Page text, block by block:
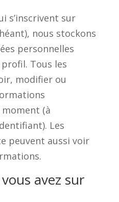
s’inscrivent sur
nous stockons
personnelles
Tous les
modifier ou
(à
Les
peuvent aussi voir
avez sur